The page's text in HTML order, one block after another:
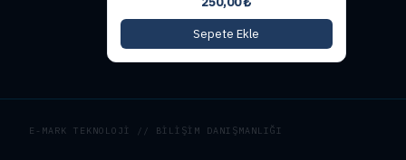
Sepete Ekle
E-MARK TEKNOLOJİ // BİLİŞİM DANIŞMANLIĞI